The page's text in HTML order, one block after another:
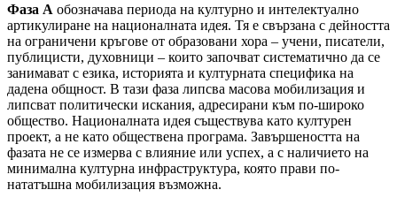
Фаза A обозначава периода на културно и интелектуално
артикулиране на националната идея. Тя е свързана с дейността
на ограничени кръгове от образовани хора – учени, писатели,
публицисти, духовници – които започват систематично да се
занимават с езика, историята и културната специфика на
дадена общност. В тази фаза липсва масова мобилизация и
липсват политически искания, адресирани към по-широко
общество. Националната идея съществува като културен
проект, а не като обществена програма. Завършеността на
фазата не се измерва с влияние или успех, а с наличието на
минимална културна инфраструктура, която прави по-
нататъшна мобилизация възможна.